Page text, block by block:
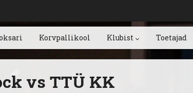
Korvpallikool Klubist Toetajad
vs TTÜ KK